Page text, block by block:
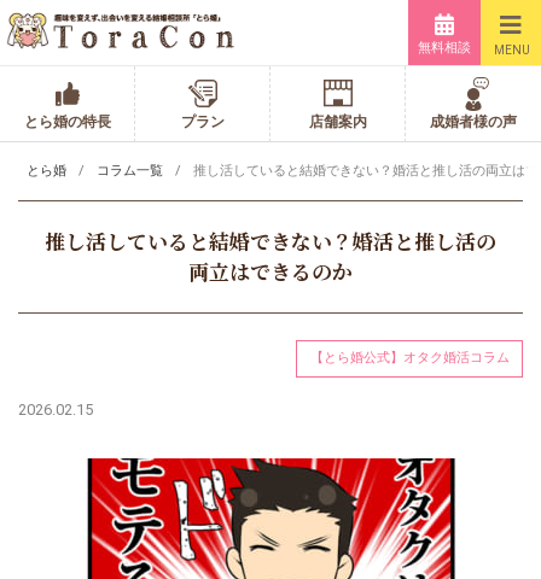
無料相談 MENU
とら婚の特長 プラン 店舗案内 成婚者様の声
とら婚 コラム一覧 推し活していると結婚できない？婚活と推し活の両立は
推し活していると結婚できない？婚活と推し活の
両立はできるのか
【とら婚公式】オタク婚活コラム
2026.02.15